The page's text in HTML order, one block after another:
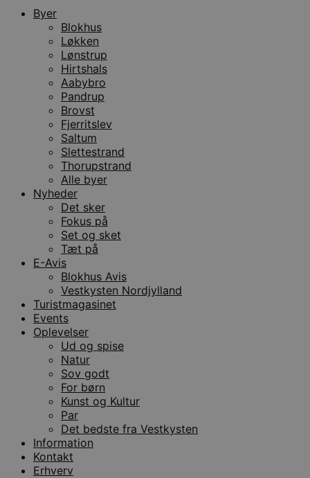
Byer
Blokhus
Løkken
Lønstrup
Hirtshals
Aabybro
Pandrup
Brovst
Fjerritslev
Saltum
Slettestrand
Thorupstrand
Alle byer
Nyheder
Det sker
Fokus på
Set og sket
Tæt på
E-Avis
Blokhus Avis
Vestkysten Nordjylland
Turistmagasinet
Events
Oplevelser
Ud og spise
Natur
Sov godt
For børn
Kunst og Kultur
Par
Det bedste fra Vestkysten
Information
Kontakt
Erhverv